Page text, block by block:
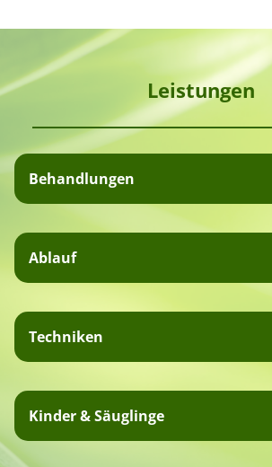
LEISTUNGEN
OSTEOPATHIE
KONTAKT
Leistungen
Behandlungen
Ablauf
Techniken
Kinder & Säuglinge